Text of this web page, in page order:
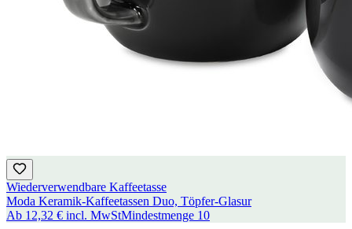
Wiederverwendbare Kaffeetasse
Moda Keramik-Kaffeetassen Duo, Töpfer-Glasur
Ab 12,32 € incl. MwStMindestmenge 10